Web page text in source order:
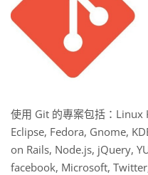
使用 Git 的專案包括：Linux
Eclipse, Fedora, Gnome,
on Rails, Node.js, jQuery,
facebook, Microsoft,